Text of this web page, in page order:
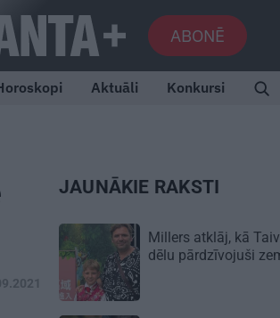
ABONĒ
Aktuāli Konkursi
JAUNĀKIE RAKSTI
Millers atklāj, kā
dēlu pārdzīvojuši